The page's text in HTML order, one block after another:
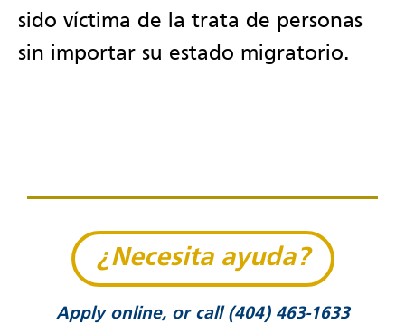
sido víctima de la trata de personas
sin importar su estado migratorio.
¿Necesita ayuda?
Apply online, or call (404) 463-1633